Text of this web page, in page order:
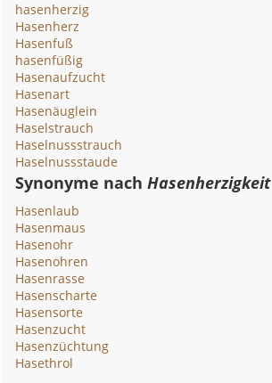
hasenherzig
Hasenherz
Hasenfuß
hasenfüßig
Hasenaufzucht
Hasenart
Hasenäuglein
Haselstrauch
Haselnussstrauch
Haselnussstaude
Synonyme nachHasenherzigkeit
Hasenlaub
Hasenmaus
Hasenohr
Hasenohren
Hasenrasse
Hasenscharte
Hasensorte
Hasenzucht
Hasenzüchtung
Hasethrol